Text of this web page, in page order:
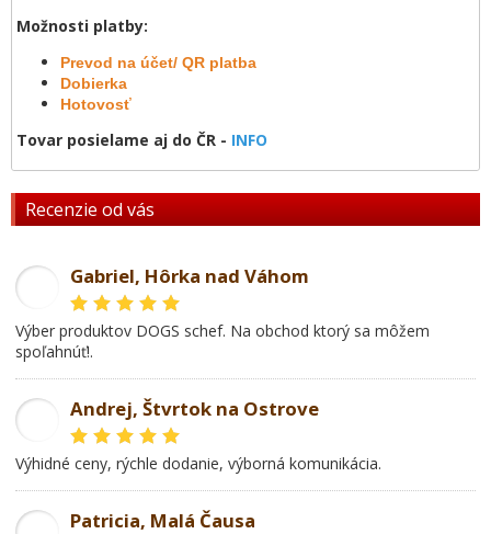
Možnosti platby:
Prevod na účet/ QR platba
Dobierka
Hotovosť
Tovar posielame aj do ČR - INFO
Recenzie od vás
Gabriel, Hôrka nad Váhom
Výber produktov DOGS schef. Na obchod ktorý sa môžem
spoľahnúť!.
Andrej, Štvrtok na Ostrove
Výhidné ceny, rýchle dodanie, výborná komunikácia.
Patricia, Malá Čausa